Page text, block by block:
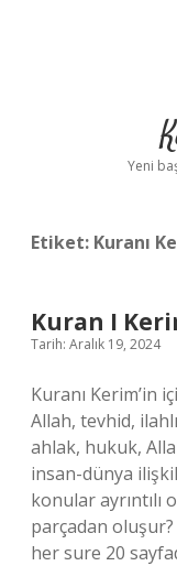
Yeni
Etiket: Kuranı
Kuran I
Tarih: Aralık 19, 2024
Kuranı Kerim’in
Allah, tevhid,
ahlak, hukuk,
insan-dünya
konular ayrıntılı
parçadan oluşur?
her sure 20